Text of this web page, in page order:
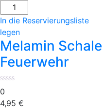
Melamin
Schale
Feuerwehr
Menge
In die Reservierungsliste
legen
Melamin Schale
Feuerwehr
0
4,95 €